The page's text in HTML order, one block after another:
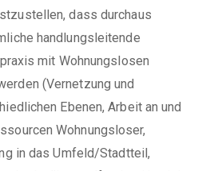
dass durchaus
handlungsleitende
mit Wohnungslosen
(Vernetzung und
Ebenen, Arbeit an und
Wohnungsloser,
in das Umfeld/Stadtteil,